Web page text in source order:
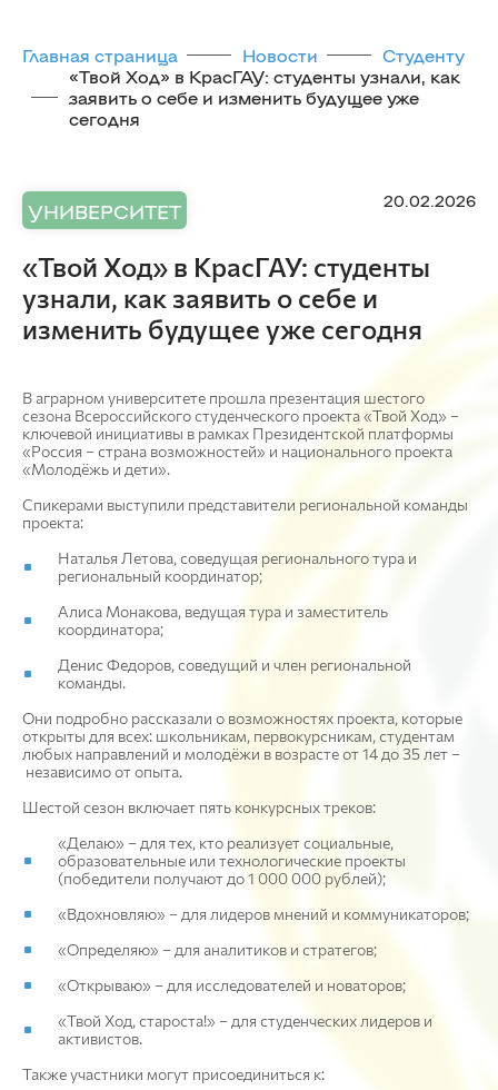
Главная страница Новости
Студенту
«Твой Ход» в КрасГАУ: студенты узнали, как
заявить о себе и изменить будущее уже
сегодня
УНИВЕРСИТЕТ 20.02.2026
«Твой Ход» в КрасГАУ: студенты
узнали, как заявить о себе и
изменить будущее уже сегодня
В аграрном университете прошла презентация шестого
сезона Всероссийского студенческого проекта «Твой Ход» –
ключевой инициативы в рамках Президентской платформы
«Россия – страна возможностей» и национального проекта
«Молодёжь и дети».
Спикерами выступили представители региональной команды
проекта:
Наталья Летова, соведущая регионального тура и
региональный координатор;
Алиса Монакова, ведущая тура и заместитель
координатора;
Денис Федоров, соведущий и член региональной
команды.
Они подробно рассказали о возможностях проекта, которые
открыты для всех: школьникам, первокурсникам, студентам
любых направлений и молодёжи в возрасте от 14 до 35 лет –
независимо от опыта.
Шестой сезон включает пять конкурсных треков:
«Делаю» – для тех, кто реализует социальные,
образовательные или технологические проекты
(победители получают до 1 000 000 рублей);
«Вдохновляю» – для лидеров мнений и коммуникаторов;
«Определяю» – для аналитиков и стратегов;
«Открываю» – для исследователей и новаторов;
«Твой Ход, староста!» – для студенческих лидеров и
активистов.
Также участники могут присоединиться к: